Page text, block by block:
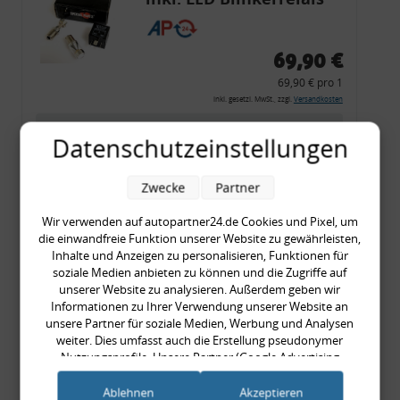
CF 14
69,90 €
69,90 € pro 1
inkl. gesetzl. MwSt., zzgl. Versandkosten
Merkzettel
Rückleuchtenband mit
Blinker, rot, US-Ecken,
Audi 80 Cabrio, Typ 89,
OE-Nr.: 8G0945225 +
8G0945225C
999,99 €
999,99 € pro 1
inkl. gesetzl. MwSt., zzgl.
Datenschutzeinstellungen
Wir verwenden auf autopartner24.de Cookies und Pixel, um
die einwandfreie Funktion unserer Website zu gewährleisten,
Inhalte und Anzeigen zu personalisieren, Funktionen für
soziale Medien anbieten zu können und die Zugriffe auf
unserer Website zu analysieren. Außerdem geben wir
Informationen zu Ihrer Verwendung unserer Website an
unsere Partner für soziale Medien, Werbung und Analysen
weiter. Dies umfasst auch die Erstellung pseudonymer
Nutzungsprofile. Unsere Partner (Google Advertising
Products) führen diese Informationen möglicherweise mit
weiteren Daten zusammen, die Sie ihnen bereitgestellt haben
Zwecke Partner
Ablehnen Akzeptieren